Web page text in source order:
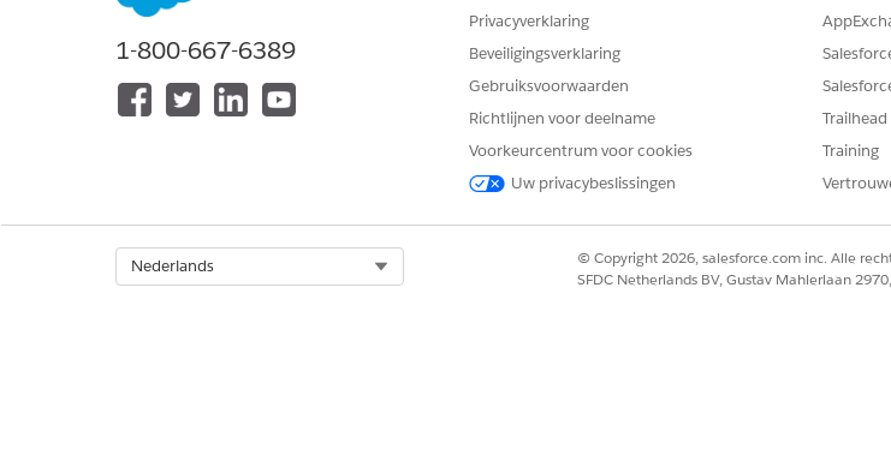
Aangepaste Salesforce MCP-servers maken in API-catalogus
Als u de voorziening Salesforce gehoste MCP-servers hebt ingeschakeld,
catalogus om de server te maken, er activa aan toe te voegen en deze
Standaard Salesforce MCP-servers activeren in API-catalogus
Activeer standaard Salesforce MCP-servers voor gebruik in Agentforce.
HEEFT DIT ARTIKEL UW PROBLEEM OPGELOST?
1-800-667-6389
Privacyverklaring
Beveiligingsverklaring
Gebruiksvoorwaarden
Richtlijnen voor deelname
Voorkeurcentrum voor cookies
Uw privacybeslissingen
Trailhead
Training
Nederlands
© Copyright 2026, salesforce.com inc. Alle
SFDC Netherlands BV, Gustav Mahlerlaan